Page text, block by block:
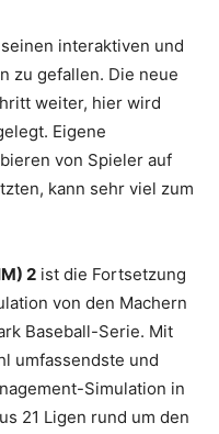
interaktiven und
zu gefallen. Die neue
weiter, hier wird
Eigene
von Spieler auf
kann sehr viel zum
2 ist die Fortsetzung
von den Machern
Baseball-Serie. Mit
umfassendste und
Simulation in
21 Ligen rund um den